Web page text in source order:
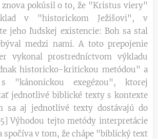
pokúsil o to, že "Kristus viery"
v "historickom Ježišovi", v
jeho ľudskej existencie: Boh sa stal
medzi nami. A toto prepojenie
vykonal prostredníctvom výkladu
historicko-kritickou metódou" a
"kánonickou exegézou", ktorej
jednotlivé biblické texty s kontexte
sa aj jednotlivé texty dostávajú do
Výhodou tejto metódy interpretácie
spočíva v tom, že chápe "biblický text